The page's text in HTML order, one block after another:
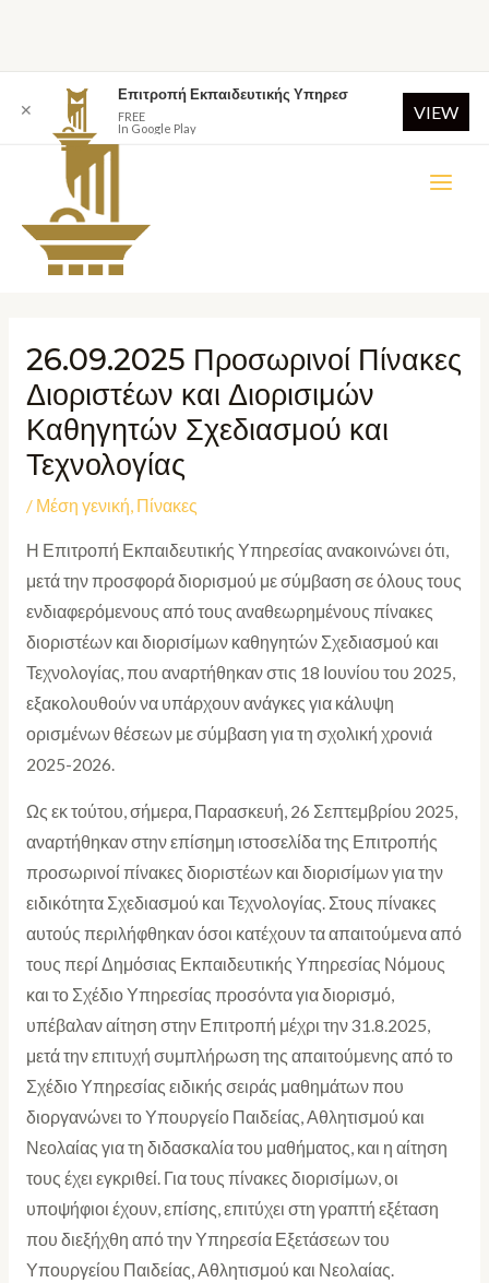
26.09.2025 Προσωρινοί Πίνακες
Διοριστέων και Διορισιμών
Καθηγητών Σχεδιασμού και
Τεχνολογίας
/ Μέση γενική, Πίνακες
Η Επιτροπή Εκπαιδευτικής Υπηρεσίας ανακοινώνει ότι,
μετά την προσφορά διορισμού με σύμβαση σε όλους τους
ενδιαφερόμενους από τους αναθεωρημένους πίνακες
διοριστέων και διορισίμων καθηγητών Σχεδιασμού και
Τεχνολογίας, που αναρτήθηκαν στις 18 Ιουνίου του 2025,
εξακολουθούν να υπάρχουν ανάγκες για κάλυψη
ορισμένων θέσεων με σύμβαση για τη σχολική χρονιά
2025-2026.
Ως εκ τούτου, σήμερα, Παρασκευή, 26 Σεπτεμβρίου 2025,
αναρτήθηκαν στην επίσημη ιστοσελίδα της Επιτροπής
προσωρινοί πίνακες διοριστέων και διορισίμων για την
ειδικότητα Σχεδιασμού και Τεχνολογίας. Στους πίνακες
αυτούς περιλήφθηκαν όσοι κατέχουν τα απαιτούμενα από
τους περί Δημόσιας Εκπαιδευτικής Υπηρεσίας Νόμους
και το Σχέδιο Υπηρεσίας προσόντα για διορισμό,
υπέβαλαν αίτηση στην Επιτροπή μέχρι την 31.8.2025,
μετά την επιτυχή συμπλήρωση της απαιτούμενης από το
Σχέδιο Υπηρεσίας ειδικής σειράς μαθημάτων που
διοργανώνει το Υπουργείο Παιδείας, Αθλητισμού και
Νεολαίας για τη διδασκαλία του μαθήματος, και η αίτηση
τους έχει εγκριθεί. Για τους πίνακες διορισίμων, οι
υποψήφιοι έχουν, επίσης, επιτύχει στη γραπτή εξέταση
που διεξήχθη από την Υπηρεσία Εξετάσεων του
Υπουργείου Παιδείας, Αθλητισμού και Νεολαίας.
✕
Επιτροπή Εκπαιδευτικής Υπηρεσ
FREE
In Google Play
VIEW